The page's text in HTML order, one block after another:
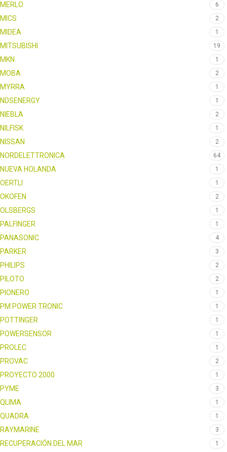
MERLO 6
MICS 2
MIDEA 1
MITSUBISHI 19
MKN 1
MOBA 2
MYRRA 1
NDSENERGY 1
NIEBLA 2
NILFISK 1
NISSAN 2
NORDELETTRONICA 64
NUEVA HOLANDA 1
OERTLI 1
OKOFEN 2
OLSBERGS 1
PALFINGER 1
PANASONIC 4
PARKER 3
PHILIPS 2
PILOTO 2
PIONERO 1
PM POWER TRONIC 1
POTTINGER 1
POWERSENSOR 1
PROLEC 1
PROVAC 2
PROYECTO 2000 1
PYME 3
QLIMA 1
QUADRA 1
RAYMARINE 3
RECUPERACIÓN DEL MAR 1